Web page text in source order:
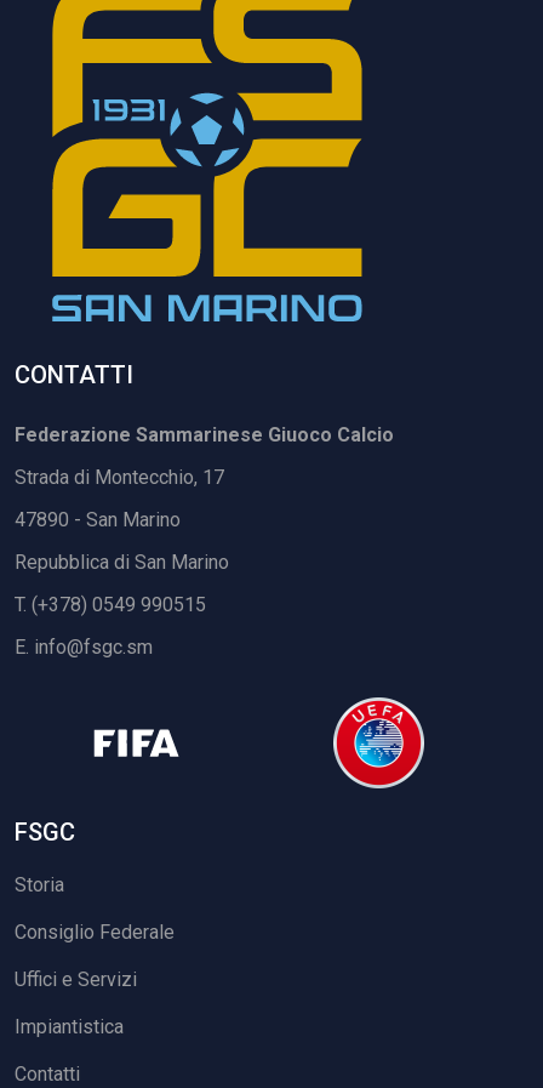
CONTATTI
Federazione Sammarinese Giuoco Calcio
Strada di Montecchio, 17
47890 - San Marino
Repubblica di San Marino
T. (+378) 0549 990515
E. info@fsgc.sm
FSGC
Storia
Consiglio Federale
Uffici e Servizi
Impiantistica
Contatti